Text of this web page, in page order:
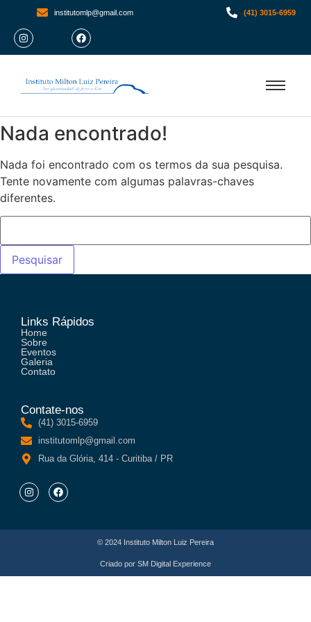
institutomlp@gmail.com (41) 3015-6959
Nada encontrado!
Nada foi encontrado com os termos da sua pesquisa.
Tente novamente com algumas palavras-chaves
diferentes.
Links Rápidos
Home
Sobre
Eventos
Galeria
Contato
Contate-nos
(41) 3015-6959
institutomlp@gmail.com
Rua da Glória, 414 - Curitiba / PR
© 2024 Instituto Milton Luiz Pereira
Criado por SM Digital Experience